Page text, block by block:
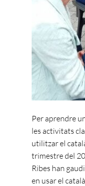
Per aprendre
les activitats
utilitzar el
trimestre del
Ribes han
en usar el català.